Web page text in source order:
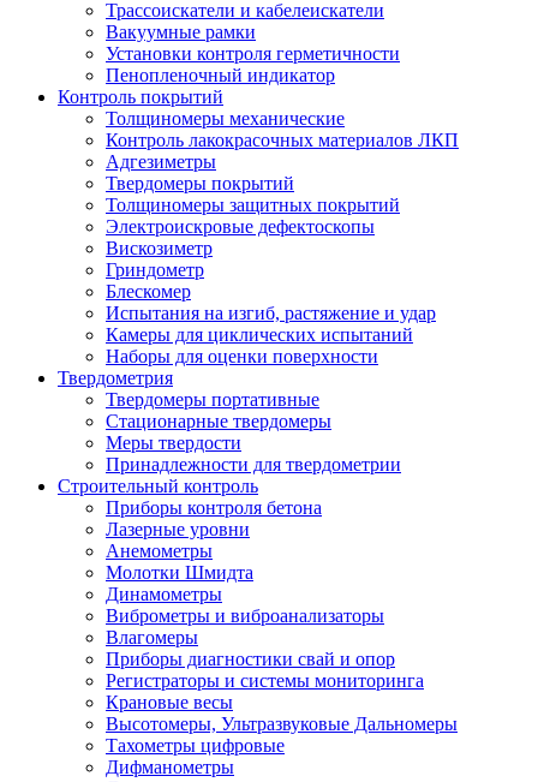
Трассоискатели и кабелеискатели
Вакуумные рамки
Установки контроля герметичности
Пенопленочный индикатор
Контроль покрытий
Толщиномеры механические
Контроль лакокрасочных материалов ЛКП
Адгезиметры
Твердомеры покрытий
Толщиномеры защитных покрытий
Электроискровые дефектоскопы
Вискозиметр
Гриндометр
Блескомер
Испытания на изгиб, растяжение и удар
Камеры для циклических испытаний
Наборы для оценки поверхности
Твердометрия
Твердомеры портативные
Стационарные твердомеры
Меры твердости
Принадлежности для твердометрии
Строительный контроль
Приборы контроля бетона
Лазерные уровни
Анемометры
Молотки Шмидта
Динамометры
Виброметры и виброанализаторы
Влагомеры
Приборы диагностики свай и опор
Регистраторы и системы мониторинга
Крановые весы
Высотомеры, Ультразвуковые Дальномеры
Тахометры цифровые
Дифманометры